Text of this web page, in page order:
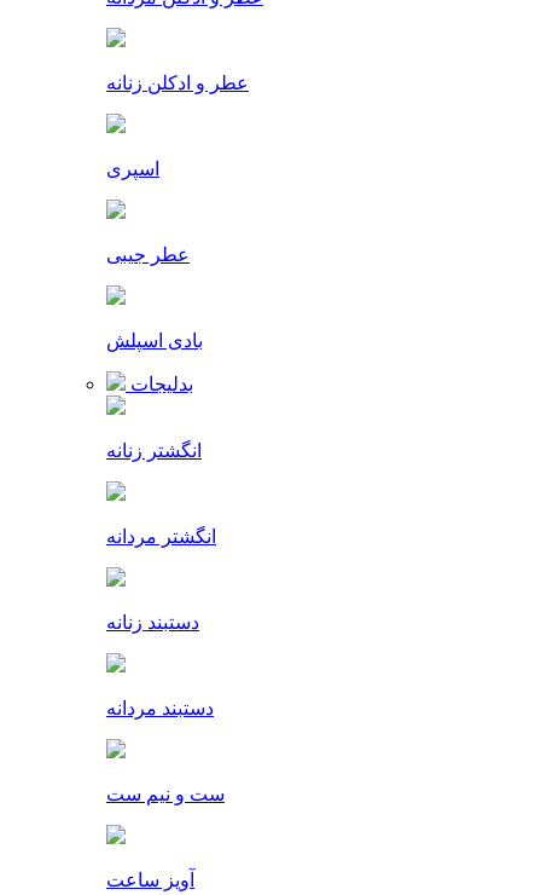
عطر و ادکلن زنانه
اسپری
عطر جیبی
بادی اسپلش
بدلیجات
انگشتر زنانه
انگشتر مردانه
دستبند زنانه
دستبند مردانه
ست و نیم ست
آویز ساعت